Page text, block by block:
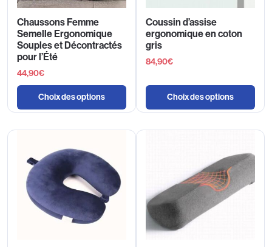
Chaussons Femme
Semelle Ergonomique
Souples et Décontractés
pour l’Été
44,90€
Choix des options
Coussin d’assise
ergonomique en coton
gris
84,90€
Choix des options